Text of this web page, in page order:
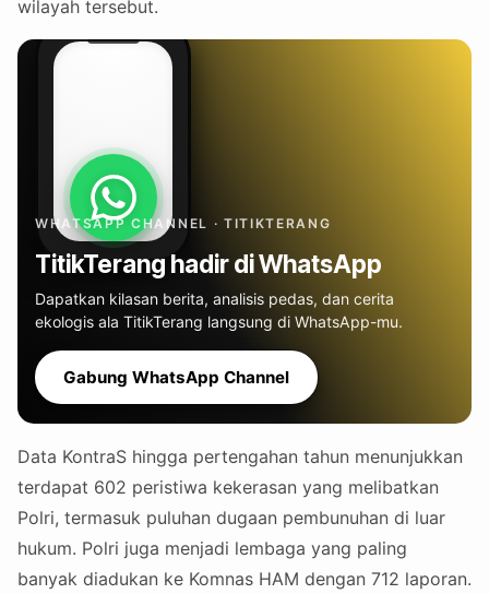
wilayah tersebut.
WHATSAPP CHANNEL · TITIKTERANG
TitikTerang hadir di WhatsApp
Dapatkan kilasan berita, analisis pedas, dan cerita
ekologis ala TitikTerang langsung di WhatsApp-mu.
Gabung WhatsApp Channel
Data KontraS hingga pertengahan tahun menunjukkan
terdapat 602 peristiwa kekerasan yang melibatkan
Polri, termasuk puluhan dugaan pembunuhan di luar
hukum. Polri juga menjadi lembaga yang paling
banyak diadukan ke Komnas HAM dengan 712 laporan.